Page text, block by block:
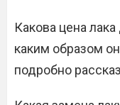
Какова цена
каким образом
подробно